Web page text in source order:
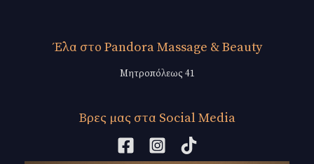
Έλα στο Pandora Massage & Beauty
Μητροπόλεως 41
Βρες μας στα Social Media